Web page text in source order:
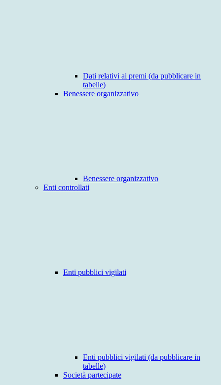
Dati relativi ai premi (da pubblicare in
tabelle)
Benessere organizzativo
Benessere organizzativo
Enti controllati
Enti pubblici vigilati
Enti pubblici vigilati (da pubblicare in
tabelle)
Società partecipate